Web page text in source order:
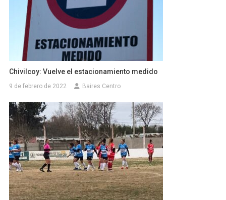
Chivilcoy: Vuelve el estacionamiento medido
9 de febrero de 2022 Baires Centro